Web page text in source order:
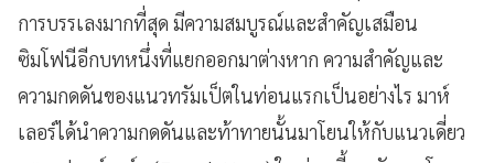
การบรรเลงมากที่สุด มีความสมบูรณ์และสำคัญเสมือน
ซิมโฟนีอีกบทหนึ่งที่แยกออกมาต่างหาก ความสำคัญและ
ความกดดันของแนวทรัมเป็ตในท่อนแรกเป็นอย่างไร มาห์
เลอร์ได้นำความกดดันและท้าทายนั้นมาโยนให้กับแนวเดี่ยว